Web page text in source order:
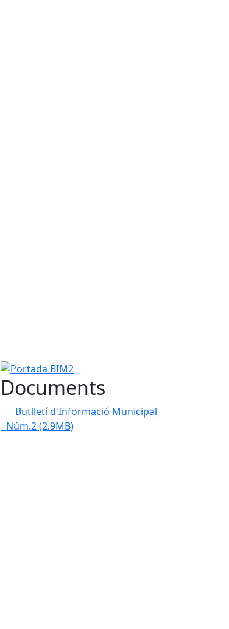
Portada BIM2
Documents
Butlletí d'Informació Municipal
- Núm.2(2.9MB)